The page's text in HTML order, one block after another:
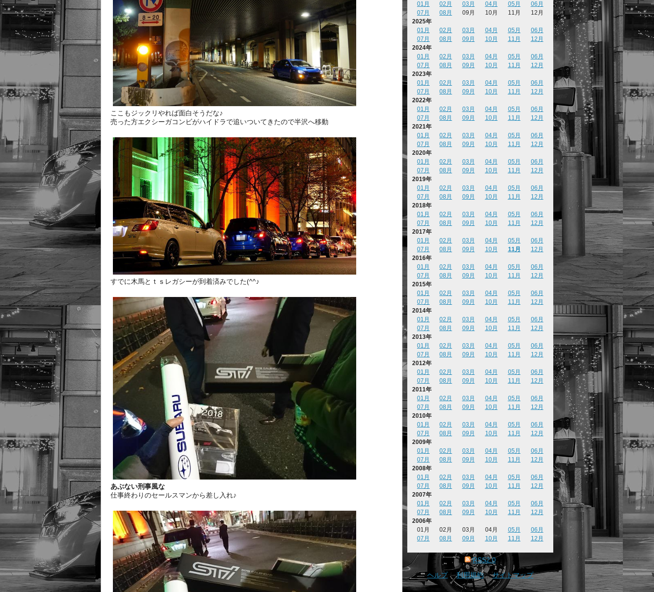
ここもジックリやれば面白そうだな♪
売った方エクシーガコンビがハイドラで追いついてきたので半沢へ移動
すでに木馬とｔｓレガシーが到着済みでした(^^♪
あぶない刑事風な
仕事終わりのセールスマンから差し入れ♪
01月
02月 03月 04月 05月
06月
07月
08月 09月 10月 11月
12月
2025年
01月
02月 03月 04月 05月
06月
07月
08月 09月 10月 11月
12月
2024年
01月
02月 03月 04月 05月
06月
07月
08月 09月 10月 11月
12月
2023年
01月
02月 03月 04月 05月
06月
07月
08月 09月 10月 11月
12月
2022年
01月
02月 03月 04月 05月
06月
07月
08月 09月 10月 11月
12月
2021年
01月
02月 03月 04月 05月
06月
07月
08月 09月 10月 11月
12月
2020年
01月
02月 03月 04月 05月
06月
07月
08月 09月 10月 11月
12月
2019年
01月
02月 03月 04月 05月
06月
07月
08月 09月 10月 11月
12月
2018年
01月
02月 03月 04月 05月
06月
07月
08月 09月 10月 11月
12月
2017年
01月
02月 03月 04月 05月
06月
07月
08月 09月 10月 11月
12月
2016年
01月
02月 03月 04月 05月
06月
07月
08月 09月 10月 11月
12月
2015年
01月
02月 03月 04月 05月
06月
07月
08月 09月 10月 11月
12月
2014年
01月
02月 03月 04月 05月
06月
07月
08月 09月 10月 11月
12月
2013年
01月
02月 03月 04月 05月
06月
07月
08月 09月 10月 11月
12月
2012年
01月
02月 03月 04月 05月
06月
07月
08月 09月 10月 11月
12月
2011年
01月
02月 03月 04月 05月
06月
07月
08月 09月 10月 11月
12月
2010年
01月
02月 03月 04月 05月
06月
07月
08月 09月 10月 11月
12月
2009年
01月
02月 03月 04月 05月
06月
07月
08月 09月 10月 11月
12月
2008年
01月
02月 03月 04月 05月
06月
07月
08月 09月 10月 11月
12月
2007年
01月
02月 03月 04月 05月
06月
07月
08月 09月 10月 11月
12月
2006年
01月
02月 03月 04月 05月
06月
07月
08月 09月 10月 11月 12月
RSS2.0
ヘルプ｜利用規約｜サイトマップ